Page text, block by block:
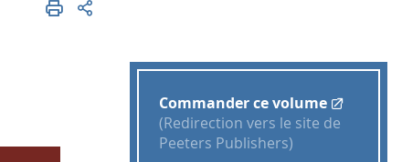
Commander ce volume
(Redirection vers le site de
Peeters Publishers)